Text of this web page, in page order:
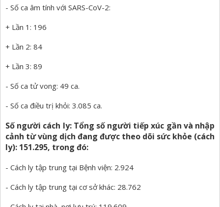
- Số ca âm tính với SARS-CoV-2:
+ Lần 1: 196
+ Lần 2: 84
+ Lần 3: 89
- Số ca tử vong: 49 ca.
- Số ca điều trị khỏi: 3.085 ca.
Số người cách ly: Tổng số người tiếp xúc gần và nhập
cảnh từ vùng dịch đang được theo dõi sức khỏe (cách
ly): 151.295, trong đó:
- Cách ly tập trung tại Bệnh viện: 2.924
- Cách ly tập trung tại cơ sở khác: 28.762